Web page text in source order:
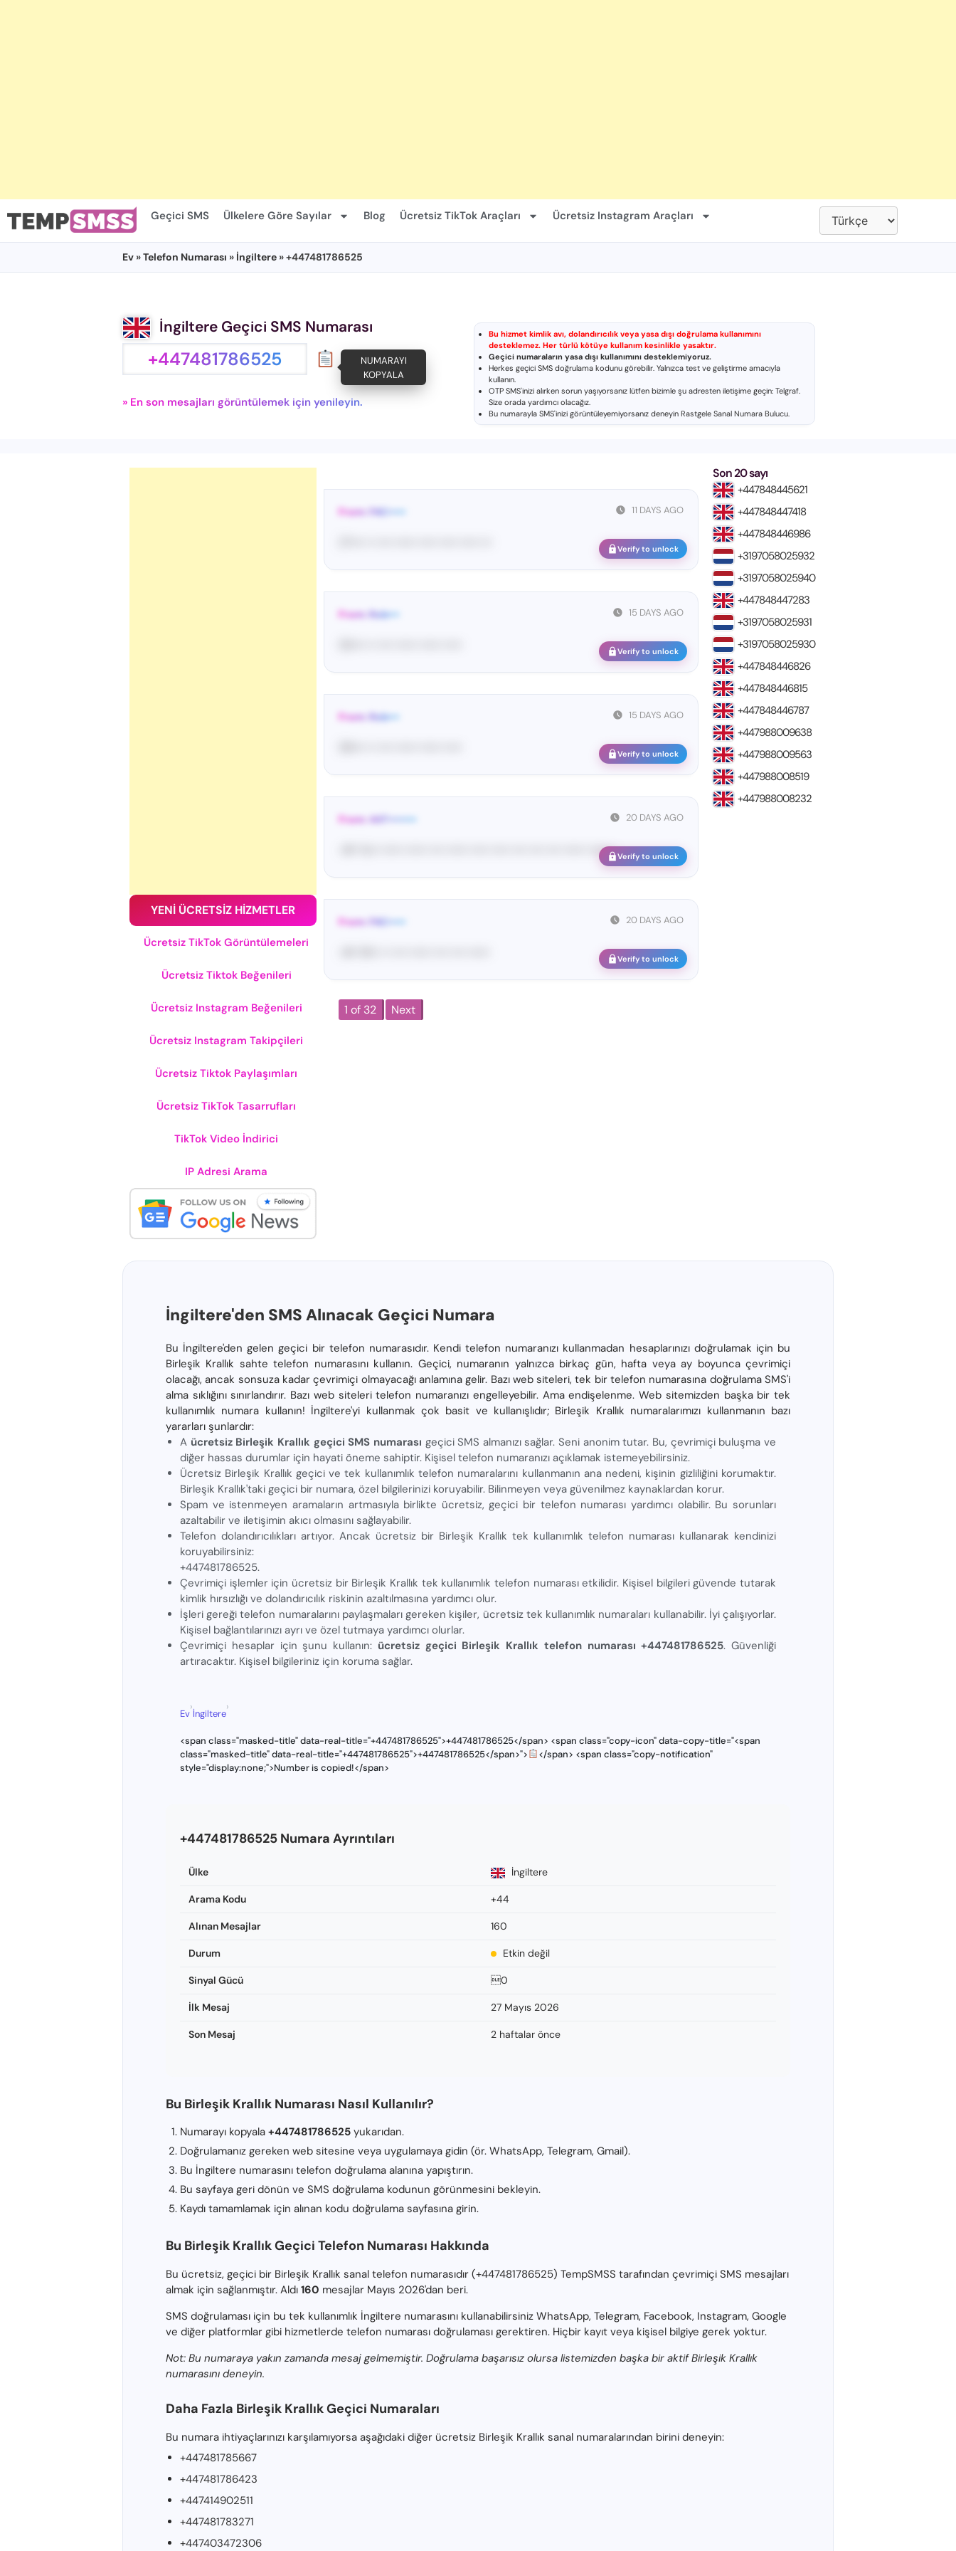
Geçici SMS Ülkelere Göre Sayılar Blog Ücretsiz TikTok Araçları Ücretsiz Instagram Araçları
Ev »Telefon Numarası » İngiltere » +447481786525
İngiltere Geçici SMS Numarası
+447481786525
NUMARAYI
KOPYALA
» En son mesajları görüntülemek için yenileyin.
Bu hizmet kimlik avı, dolandırıcılık veya yasa dışı doğrulama kullanımını
desteklemez. Her türlü kötüye kullanım kesinlikle yasaktır.
Geçici numaraların yasa dışı kullanımını desteklemiyoruz.
Herkes geçici SMS doğrulama kodunu görebilir. Yalnızca test ve geliştirme amacıyla
kullanın.
OTP SMS'inizi alırken sorun yaşıyorsanız lütfen bizimle şu adresten iletişime geçin: Telgraf.
Size orada yardımcı olacağız.
Bu numarayla SMS'inizi görüntüleyemiyorsanız deneyin Rastgele Sanal Numara Bulucu.
YENİ ÜCRETSİZ HİZMETLER
Ücretsiz TikTok Görüntülemeleri
Ücretsiz Tiktok Beğenileri
Ücretsiz Instagram Beğenileri
Ücretsiz Instagram Takipçileri
Ücretsiz Tiktok Paylaşımları
Ücretsiz TikTok Tasarrufları
TikTok Video İndirici
IP Adresi Arama
11 DAYS AGO
From: FAC•••••
Verify to unlock
15 DAYS AGO
From: Rob•••
Verify to unlock
15 DAYS AGO
From: Rob•••
Verify to unlock
20 DAYS AGO
From: 447••••••••
<#• Yo•• •••••• •••••• •••• •••••• ••••• ••••• •••• •••• •••• •••••• •••••• • Verify to unlock
20 DAYS AGO
From: FAC•••••
Verify to unlock
1 of 32 Next
Son 20 sayı
+447848445621
+447848447418
+447848446986
+3197058025932
+3197058025940
+447848447283
+3197058025931
+3197058025930
+447848446826
+447848446815
+447848446787
+447988009638
+447988009563
+447988008519
+447988008232
İngiltere'den SMS Alınacak Geçici Numara
Bu İngiltere'den gelen geçici bir telefon numarasıdır. Kendi telefon numaranızı kullanmadan hesaplarınızı doğrulamak için bu
Birleşik Krallık sahte telefon numarasını kullanın. Geçici, numaranın yalnızca birkaç gün, hafta veya ay boyunca çevrimiçi
olacağı, ancak sonsuza kadar çevrimiçi olmayacağı anlamına gelir. Bazı web siteleri, tek bir telefon numarasına doğrulama SMS'i
alma sıklığını sınırlandırır. Bazı web siteleri telefon numaranızı engelleyebilir. Ama endişelenme. Web sitemizden başka bir tek
kullanımlık numara kullanın! İngiltere'yi kullanmak çok basit ve kullanışlıdır; Birleşik Krallık numaralarımızı kullanmanın bazı
yararları şunlardır:
A ücretsiz Birleşik Krallık geçici SMS numarası geçici SMS almanızı sağlar. Seni anonim tutar. Bu, çevrimiçi buluşma ve
diğer hassas durumlar için hayati öneme sahiptir. Kişisel telefon numaranızı açıklamak istemeyebilirsiniz.
Ücretsiz Birleşik Krallık geçici ve tek kullanımlık telefon numaralarını kullanmanın ana nedeni, kişinin gizliliğini korumaktır.
Birleşik Krallık'taki geçici bir numara, özel bilgilerinizi koruyabilir. Bilinmeyen veya güvenilmez kaynaklardan korur.
Spam ve istenmeyen aramaların artmasıyla birlikte ücretsiz, geçici bir telefon numarası yardımcı olabilir. Bu sorunları
azaltabilir ve iletişimin akıcı olmasını sağlayabilir.
Telefon dolandırıcılıkları artıyor. Ancak ücretsiz bir Birleşik Krallık tek kullanımlık telefon numarası kullanarak kendinizi
koruyabilirsiniz:
+447481786525.
Çevrimiçi işlemler için ücretsiz bir Birleşik Krallık tek kullanımlık telefon numarası etkilidir. Kişisel bilgileri güvende tutarak
kimlik hırsızlığı ve dolandırıcılık riskinin azaltılmasına yardımcı olur.
İşleri gereği telefon numaralarını paylaşmaları gereken kişiler, ücretsiz tek kullanımlık numaraları kullanabilir. İyi çalışıyorlar.
Kişisel bağlantılarınızı ayrı ve özel tutmaya yardımcı olurlar.
Çevrimiçi hesaplar için şunu kullanın: ücretsiz geçici Birleşik Krallık telefon numarası +447481786525. Güvenliği
artıracaktır. Kişisel bilgileriniz için koruma sağlar.
Ev
›
İngiltere
›
<span class="masked-title" data-real-title="+447481786525">+447481786525</span> <span class="copy-icon" data-copy-title="<span
class="masked-title" data-real-title="+447481786525">+447481786525</span>">
</span> <span class="copy-notification"
style="display:none;">Number is copied!</span>
+447481786525 Numara Ayrıntıları
Ülke İngiltere
Arama Kodu +44
Alınan Mesajlar 160
Durum Etkin değil
Sinyal Gücü 0
İlk Mesaj 27 Mayıs 2026
Son Mesaj 2 haftalar önce
Bu Birleşik Krallık Numarası Nasıl Kullanılır?
Numarayı kopyala +447481786525 yukarıdan.
Doğrulamanız gereken web sitesine veya uygulamaya gidin (ör. WhatsApp, Telegram, Gmail).
Bu İngiltere numarasını telefon doğrulama alanına yapıştırın.
Bu sayfaya geri dönün ve SMS doğrulama kodunun görünmesini bekleyin.
Kaydı tamamlamak için alınan kodu doğrulama sayfasına girin.
Bu Birleşik Krallık Geçici Telefon Numarası Hakkında
Bu ücretsiz, geçici bir Birleşik Krallık sanal telefon numarasıdır (+447481786525) TempSMSS tarafından çevrimiçi SMS mesajları
almak için sağlanmıştır. Aldı 160 mesajlar Mayıs 2026'dan beri.
SMS doğrulaması için bu tek kullanımlık İngiltere numarasını kullanabilirsiniz WhatsApp, Telegram, Facebook, Instagram, Google
ve diğer platformlar gibi hizmetlerde telefon numarası doğrulaması gerektiren. Hiçbir kayıt veya kişisel bilgiye gerek yoktur.
Not: Bu numaraya yakın zamanda mesaj gelmemiştir. Doğrulama başarısız olursa listemizden başka bir aktif Birleşik Krallık
numarasını deneyin.
Daha Fazla Birleşik Krallık Geçici Numaraları
Bu numara ihtiyaçlarınızı karşılamıyorsa aşağıdaki diğer ücretsiz Birleşik Krallık sanal numaralarından birini deneyin:
+447481785667
+447481786423
+447414902511
+447481783271
+447403472306